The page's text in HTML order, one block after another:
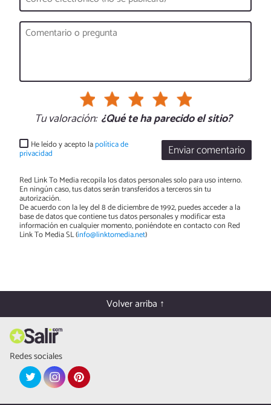
Tu valoración: ¿Qué te ha parecido el sitio?
Enviar comentario
He leído y acepto lapolítica de
privacidad
Red Link To Media recopila los datos personales solo para uso interno.
En ningún caso, tus datos serán transferidos a terceros sin tu
autorización.
De acuerdo con la ley del 8 de diciembre de 1992, puedes acceder a la
base de datos que contiene tus datos personales y modificar esta
información en cualquier momento, poniéndote en contacto con Red
Link To Media SL (info@linktomedia.net)
Volver arriba ↑
Redes sociales